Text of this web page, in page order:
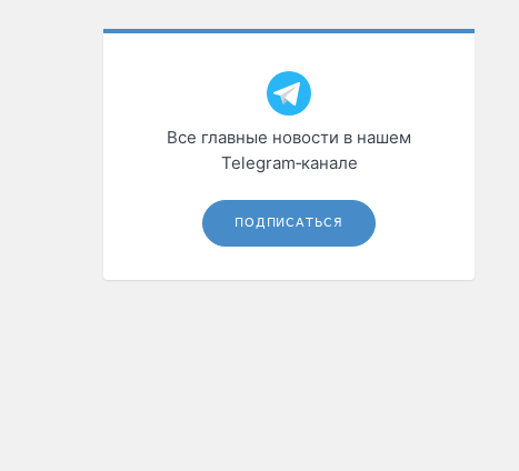
Все главные новости в нашем
Telegram‑канале
ПОДПИСАТЬСЯ